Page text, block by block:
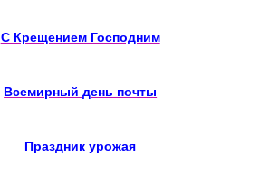
С Крещением Господним
Всемирный день почты
Праздник урожая